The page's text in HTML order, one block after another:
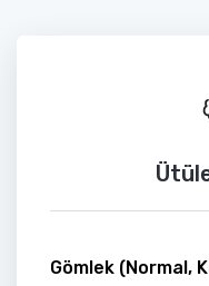
Gömlek (Normal,